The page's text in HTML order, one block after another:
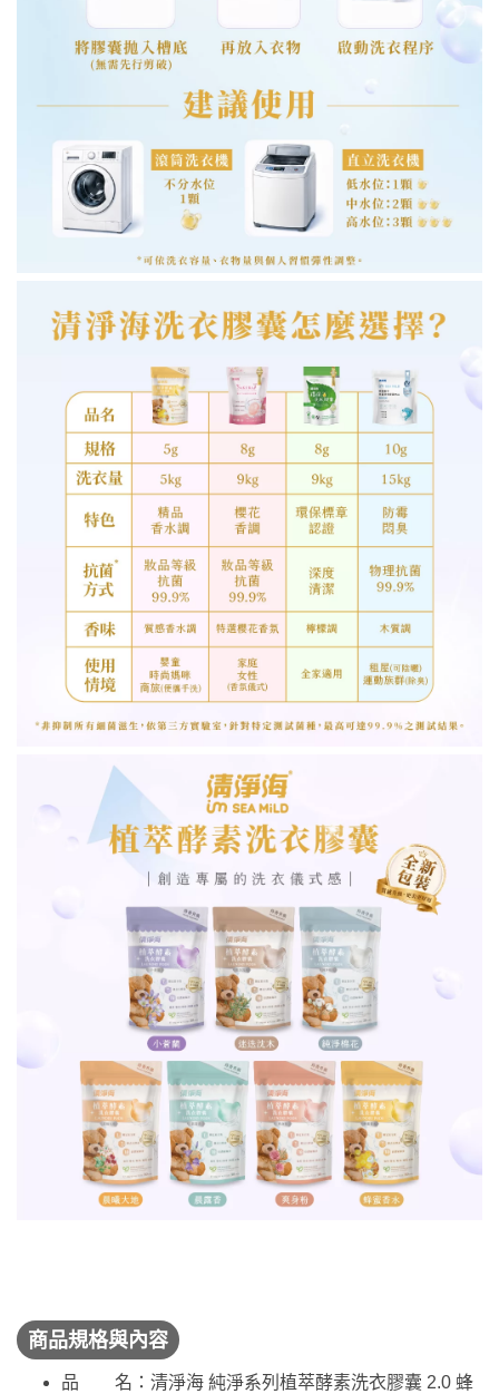
商品規格與內容
品 名：清淨海 純淨系列植萃酵素洗衣膠囊 2.0 蜂